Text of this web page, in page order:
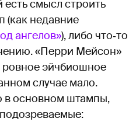
есть смысл строить
(как недавние
ангелов»), либо что‑то
«Перри Мейсон»
ровное эйчбиошное
случае мало.
основном штампы,